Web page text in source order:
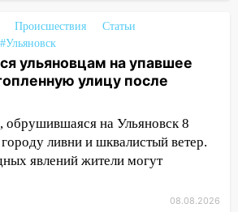
ломать город:
Шевцовой рухнул
из Ульяновска обманули
видом преподавателя
ульяновцам на
или затопленную улицу
Происшествия
Статьи
#Ульяновск
ульяновцам на упавшее
улицу после
обрушившаяся на Ульяновск 8
ливни и шквалистый ветер.
явлений жители могут
08.08.2026